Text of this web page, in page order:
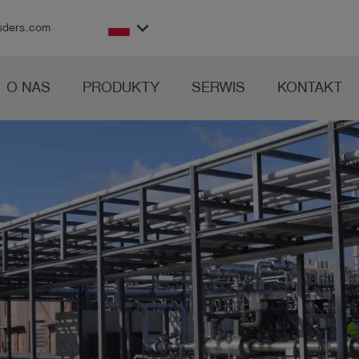
keyboard_arrow_down
O NAS PRODUKTY SERWIS KONTAKT